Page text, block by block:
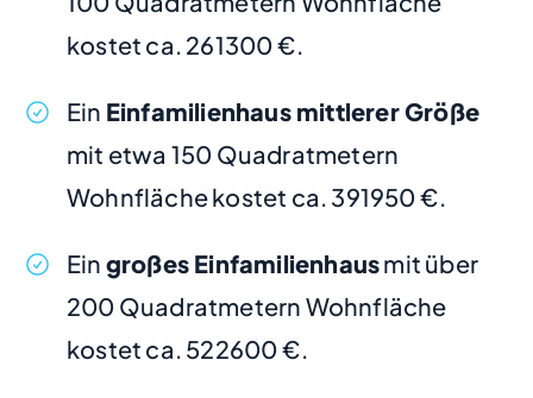
kostet ca. 261300 €.
Ein Einfamilienhaus mittlerer Größe
mit etwa 150 Quadratmetern
Wohnfläche kostet ca. 391950 €.
Ein großes Einfamilienhausmit über
200 Quadratmetern Wohnfläche
kostet ca. 522600 €.